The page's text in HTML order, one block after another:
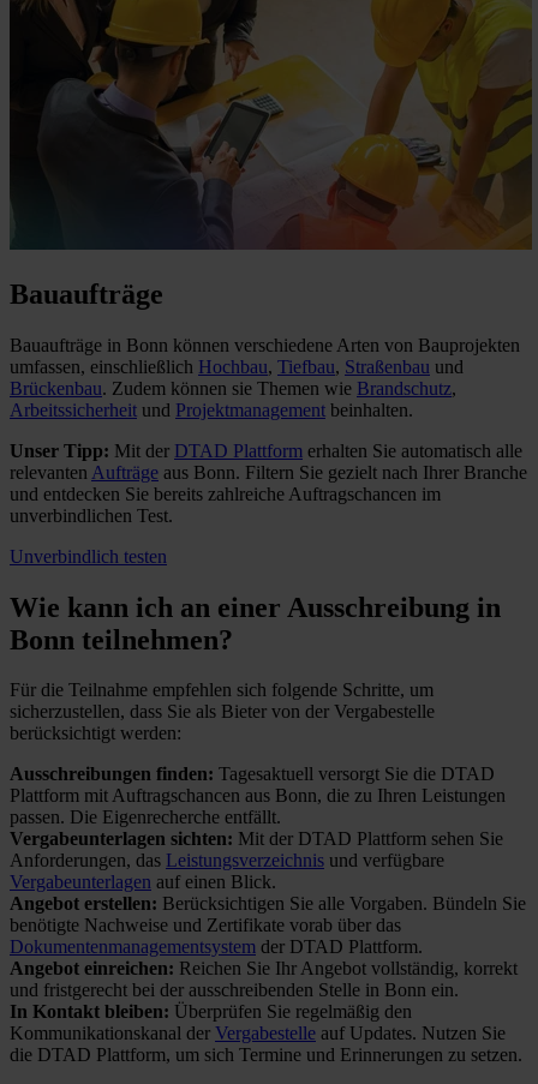
Bauaufträge
Bauaufträge in Bonn können verschiedene Arten von Bauprojekten
umfassen, einschließlich Hochbau, Tiefbau, Straßenbau und
Brückenbau. Zudem können sie Themen wie Brandschutz,
Arbeitssicherheit und Projektmanagement beinhalten.
Unser Tipp: Mit der DTAD Plattform erhalten Sie automatisch alle
relevanten Aufträge aus Bonn. Filtern Sie gezielt nach Ihrer Branche
und entdecken Sie bereits zahlreiche Auftragschancen im
unverbindlichen Test.
Unverbindlich testen
Wie kann ich an einer Ausschreibung in
Bonn teilnehmen?
Für die Teilnahme empfehlen sich folgende Schritte, um
sicherzustellen, dass Sie als Bieter von der Vergabestelle
berücksichtigt werden:
Ausschreibungen finden: Tagesaktuell versorgt Sie die DTAD
Plattform mit Auftragschancen aus Bonn, die zu Ihren Leistungen
passen. Die Eigenrecherche entfällt.
Vergabeunterlagen sichten: Mit der DTAD Plattform sehen Sie
Anforderungen, das Leistungsverzeichnis und verfügbare
Vergabeunterlagen auf einen Blick.
Angebot erstellen: Berücksichtigen Sie alle Vorgaben. Bündeln Sie
benötigte Nachweise und Zertifikate vorab über das
Dokumentenmanagementsystem der DTAD Plattform.
Angebot einreichen: Reichen Sie Ihr Angebot vollständig, korrekt
und fristgerecht bei der ausschreibenden Stelle in Bonn ein.
In Kontakt bleiben: Überprüfen Sie regelmäßig den
Kommunikationskanal der Vergabestelle auf Updates. Nutzen Sie
die DTAD Plattform, um sich Termine und Erinnerungen zu setzen.